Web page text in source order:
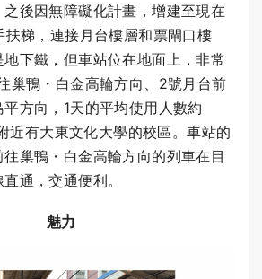
之後因無障礙化計畫，增建至現在
扶梯，連接月台樓層和票閘口樓
下鐵，但車站位在地面上，非常
巢鴨・白金高輪方向、2號月台前
方向，1天的平均使用人數約
近有大東文化大學的校區。車站的
巢鴨・白金高輪方向的列車在目
通，交通便利。
魅力